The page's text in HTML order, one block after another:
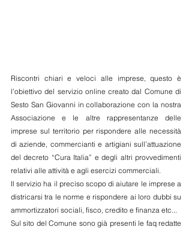
Riscontri chiari e veloci alle imprese, questo è
l’obiettivo del servizio online creato dal Comune di
Sesto San Giovanni in collaborazione con la nostra
Associazione e le altre rappresentanze delle
imprese sul territorio per rispondere alle necessità
di aziende, commercianti e artigiani sull’attuazione
del decreto “Cura Italia” e degli altri provvedimenti
relativi alle attività e agli esercizi commerciali.
Il servizio ha il preciso scopo di aiutare le imprese a
districarsi tra le norme e rispondere ai loro dubbi su
ammortizzatori sociali, fisco, credito e finanza etc...
Sul sito del Comune sono già presenti le faq redatte